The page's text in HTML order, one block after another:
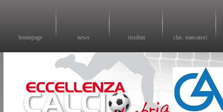
homepage news risultati clas. marcatori